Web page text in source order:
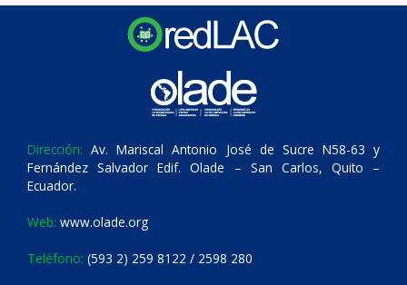
Dirección: Av. Mariscal Antonio José de Sucre N58-63 y
Fernández Salvador Edif. Olade – San Carlos, Quito –
Ecuador.
Web: www.olade.org
Teléfono: (593 2) 259 8122 / 2598 280